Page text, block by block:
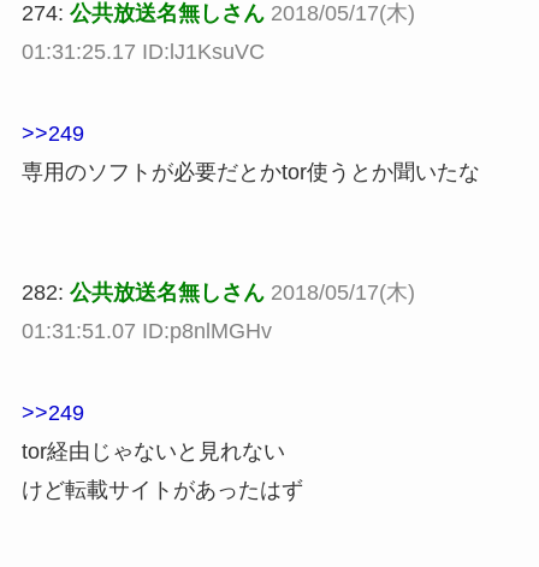
274: 公共放送名無しさん 2018/05/17(木)
01:31:25.17 ID:lJ1KsuVC
>>249
専用のソフトが必要だとかtor使うとか聞いたな
282: 公共放送名無しさん 2018/05/17(木)
01:31:51.07 ID:p8nlMGHv
>>249
tor経由じゃないと見れない
けど転載サイトがあったはず